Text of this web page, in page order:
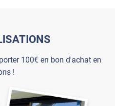
100€ en bon d'achat en
!